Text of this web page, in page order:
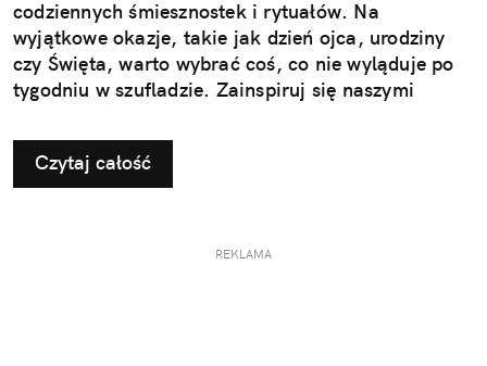
codziennych śmiesznostek i rytuałów. Na
wyjątkowe okazje, takie jak dzień ojca, urodziny
czy Święta, warto wybrać coś, co nie wyląduje po
tygodniu w szufladzie. Zainspiruj się naszymi
taty.
Czytaj całość
REKLAMA